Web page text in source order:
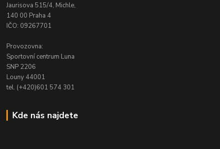
Jaurisova 515/4, Michle,
140 00 Praha 4
IČO: 09267701
Provozovna:
Sportovní centrum Luna
SNP 2206
Louny 44001
tel. (+420)601 574 301
Kde nás najdete